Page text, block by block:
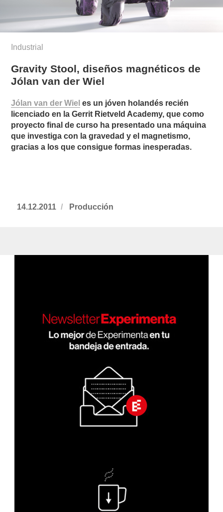
Industrial
Gravity Stool, diseños magnéticos de
Jólan van der Wiel
Jólan van der Wiel es un jóven holandés recién
licenciado en la Gerrit Rietveld Academy, que como
proyecto final de curso ha presentado una máquina
que investiga con la gravedad y el magnetismo,
gracias a los que consigue formas inesperadas.
Publicado
14.12.2011 https://www.experimenta.es/author/
Producción